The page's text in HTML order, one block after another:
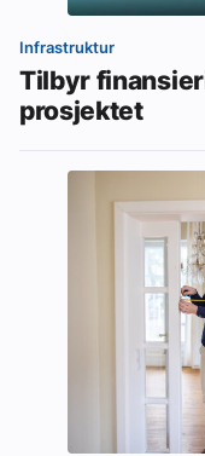
Infrastruktur
Tilbyr
prosjektet